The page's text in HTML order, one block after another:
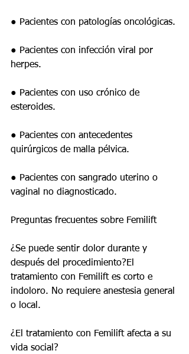
● Pacientes con patologías oncológicas.
● Pacientes con infección viral por
herpes.
● Pacientes con uso crónico de
esteroides.
● Pacientes con antecedentes
quirúrgicos de malla pélvica.
● Pacientes con sangrado uterino o
vaginal no diagnosticado.
Preguntas frecuentes sobre Femilift
¿Se puede sentir dolor durante y
después del procedimiento?El
tratamiento con Femilift es corto e
indoloro. No requiere anestesia general
o local.
¿El tratamiento con Femilift afecta a su
vida social?